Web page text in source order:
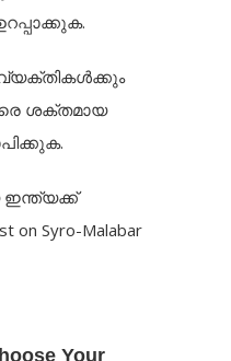
വ്യക്തികൾക്കും
ശക്തമായ
onSyro-Malabar
Your